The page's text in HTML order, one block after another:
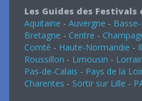
Les Guides des Festivals
Aquitaine - Auvergne -
Bretagne - Centre -
Comté - Haute-Normandie -
Roussillon - Limousin -
Pas-de-Calais - Pays de la
Charentes - Sortir sur Lille -